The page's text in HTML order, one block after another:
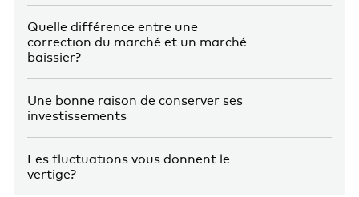
Quelle différence entre une
correction du marché et un marché
baissier?
Une bonne raison de conserver ses
investissements
Les fluctuations vous donnent le
vertige?